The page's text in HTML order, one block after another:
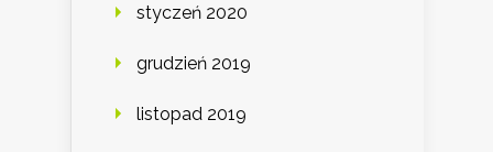
styczeń 2020
grudzień 2019
listopad 2019